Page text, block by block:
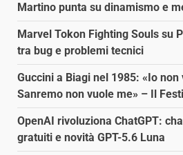
Martino punta su dinamismo e
Marvel Tokon Fighting Souls su
tra bug e problemi tecnici
Guccini a Biagi nel 1985: «Io
Sanremo non vuole me» – Il
OpenAI rivoluziona ChatGPT:
gratuiti e novità GPT-5.6 Luna